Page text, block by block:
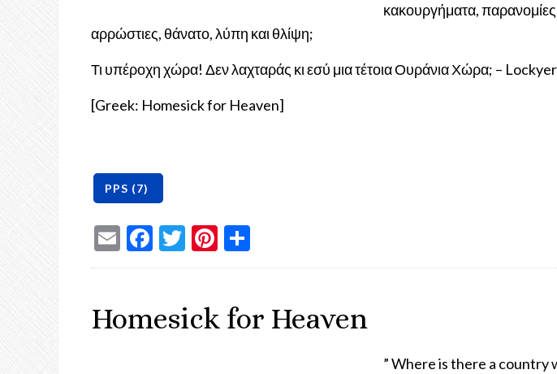
κακουργήματα,
αρρώστιες, θάνατο, λύπη και θλίψη;
Τι υπέροχη χώρα! Δεν λαχταράς κι εσύ μια τέτοια Ουράνια Χώρα; – Lockyer
[Greek: Homesick for Heaven]
EmailFacebook
TwitterPinterest
Homesick for Heaven
” Where is there a country